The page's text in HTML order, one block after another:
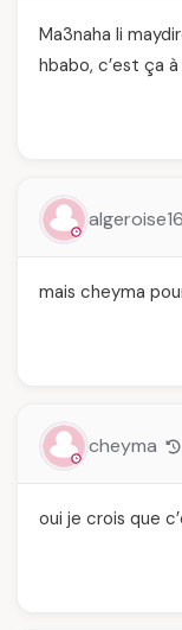
Ma3naha li
hbabo, c’est ça
algeroise16
mais cheyma
cheyma
oui je crois que